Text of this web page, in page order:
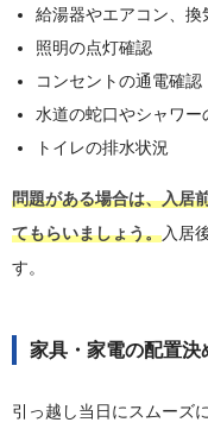
給湯器やエアコン、換
照明の点灯確認
コンセントの通電確認
水道の蛇口やシャワー
トイレの排水状況
問題がある場合は、入居
てもらいましょう。入居
す。
家具・家電の配置決
引っ越し当日にスムーズ